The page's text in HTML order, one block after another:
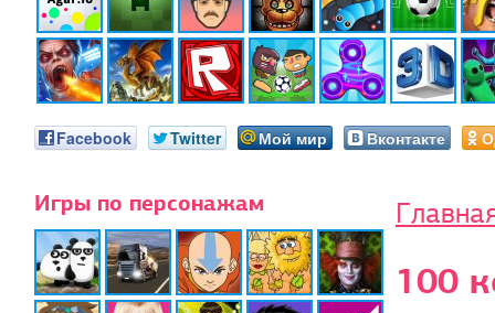
Facebook Twitter Мой мир Вконтакте
Игры по персонажам
100